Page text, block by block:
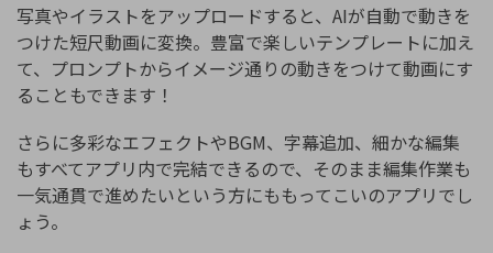
写真やイラストをアップロードすると、AIが自動で動きを
つけた短尺動画に変換。豊富で楽しいテンプレートに加え
て、プロンプトからイメージ通りの動きをつけて動画にす
ることもできます！
さらに多彩なエフェクトやBGM、字幕追加、細かな編集
もすべてアプリ内で完結できるので、そのまま編集作業も
一気通貫で進めたいという方にももってこいのアプリでし
ょう。